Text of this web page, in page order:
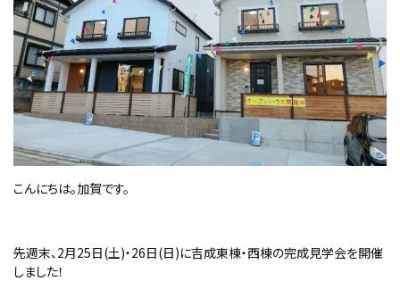
こんにちは。加賀です。
先週末、 2月25日(土)・26日(日)に吉成東棟・西棟の完成見学会を開催
しました！